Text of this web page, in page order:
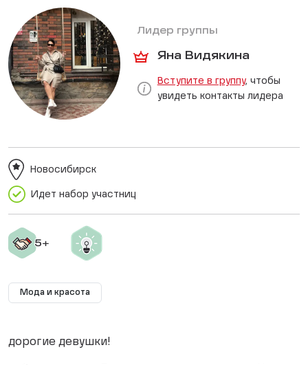
Лидер группы
Яна Видякина
Вступите в группу, чтобы
увидеть контакты лидера
Идет набор участниц
Новосибирск
Мода и красота
дорогие девушки!